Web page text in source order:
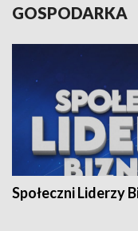
GOSPODARKA
Społeczni Liderzy